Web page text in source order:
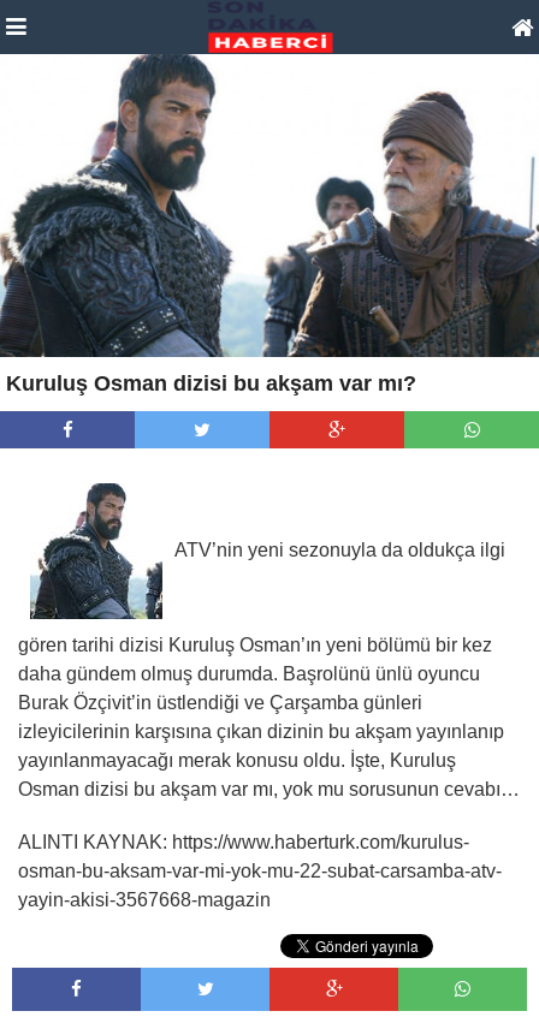
Kuruluş Osman dizisi bu akşam var mı?
ATV’nin yeni sezonuyla da oldukça ilgi
gören tarihi dizisi Kuruluş Osman’ın yeni bölümü bir kez
daha gündem olmuş durumda. Başrolünü ünlü oyuncu
Burak Özçivit’in üstlendiği ve Çarşamba günleri
izleyicilerinin karşısına çıkan dizinin bu akşam yayınlanıp
yayınlanmayacağı merak konusu oldu. İşte, Kuruluş
Osman dizisi bu akşam var mı, yok mu sorusunun cevabı…
ALINTI KAYNAK: https://www.haberturk.com/kurulus-
osman-bu-aksam-var-mi-yok-mu-22-subat-carsamba-atv-
yayin-akisi-3567668-magazin